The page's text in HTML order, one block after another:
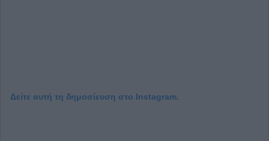
Δείτε αυτή τη δημοσίευση στο Instagram.